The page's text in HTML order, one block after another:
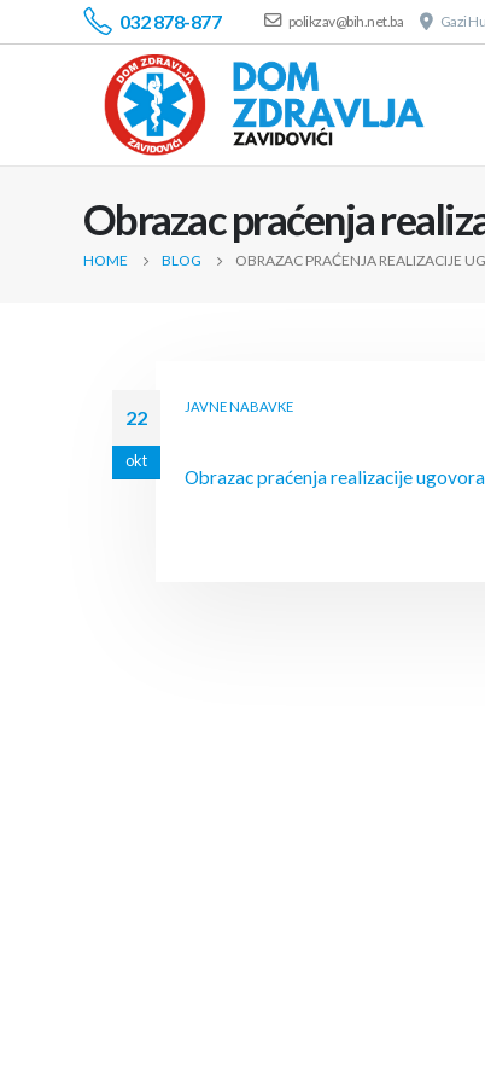
032 878-877 polikzav@bih.net.ba Gazi
Obrazac praćenja
HOME BLOG OBRAZAC PRAĆENJA REALIZACIJE
22
okt
JAVNE NABAVKE
Obrazac praćenja realizacije ugovora